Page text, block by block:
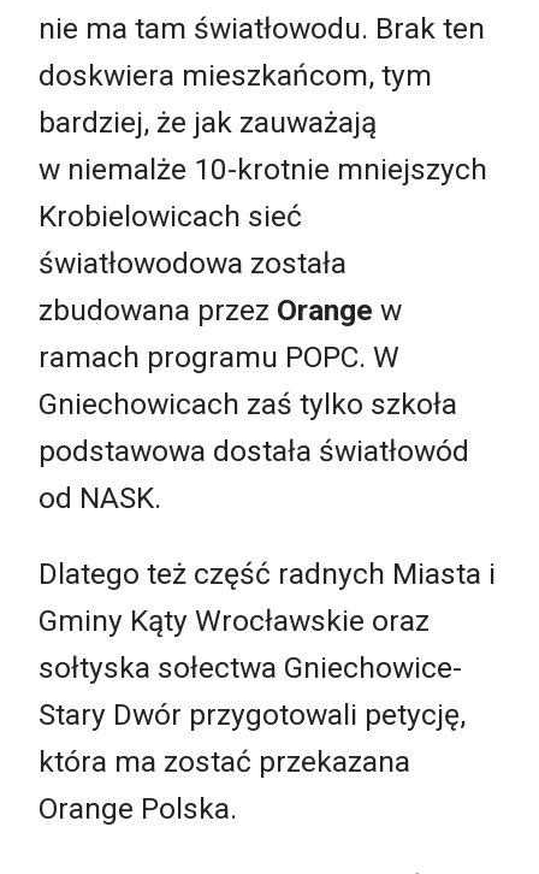
nie ma tam światłowodu. Brak ten
doskwiera mieszkańcom, tym
bardziej, że jak zauważają
w niemalże 10-krotnie mniejszych
Krobielowicach sieć
światłowodowa została
zbudowana przez Orange w
ramach programu POPC. W
Gniechowicach zaś tylko szkoła
podstawowa dostała światłowód
od NASK.
Dlatego też część radnych Miasta i
Gminy Kąty Wrocławskie oraz
sołtyska sołectwa Gniechowice-
Stary Dwór przygotowali petycję,
która ma zostać przekazana
Orange Polska.